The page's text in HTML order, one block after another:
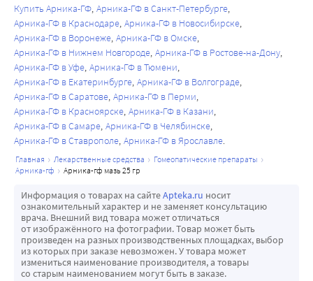
Купить Арника-ГФ Арника-ГФ в Санкт-Петербурге
Арника-ГФ в Краснодаре Арника-ГФ в Новосибирске
Арника-ГФ в Воронеже Арника-ГФ в Омске
Арника-ГФ в Нижнем Новгороде Арника-ГФ в Ростове-на-Дону
Арника-ГФ в Уфе Арника-ГФ в Тюмени
Арника-ГФ в Екатеринбурге Арника-ГФ в Волгограде
Арника-ГФ в Саратове Арника-ГФ в Перми
Арника-ГФ в Красноярске Арника-ГФ в Казани
Арника-ГФ в Самаре Арника-ГФ в Челябинске
Арника-ГФ в Ставрополе Арника-ГФ в Ярославле
главная лекарственные средства
гомеопатические препараты
арника-гф
арника-гф мазь 25 гр
Информация о товарах на сайтеApteka.ru носит
ознакомительный характер и не заменяет консультацию
врача. Внешний вид товара может отличаться
от изображённого на фотографии. Товар может быть
произведен на разных производственных площадках, выбор
из которых при заказе невозможен. У товара может
измениться наименование производителя, а товары
со старым наименованием могут быть в заказе.